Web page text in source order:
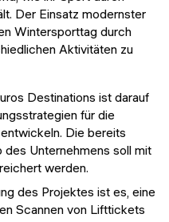
Der Einsatz modernster
Wintersporttag durch
Aktivitäten zu
Destinations ist darauf
für die
Die bereits
Unternehmens soll mit
werden.
des Projektes ist es, eine
Scannen von Lifttickets